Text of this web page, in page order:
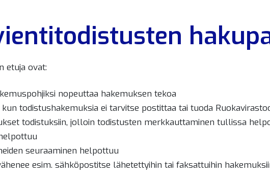
etuja ovat:
nopeuttaa hakemuksen tekoa
todistushakemuksia ei tarvitse postittaa tai tuoda
todistuksiin, jolloin todistusten merkkauttaminen tullissa
seuraaminen helpottuu
esim. sähköpostitse lähetettyihin tai faksattuihin